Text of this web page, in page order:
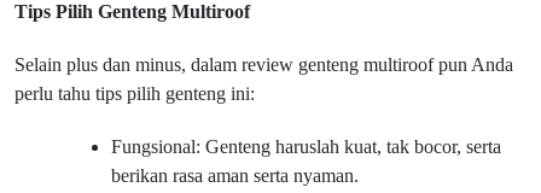
Tips Pilih Genteng Multiroof
Selain plus dan minus, dalam review genteng multiroof pun Anda
perlu tahu tips pilih genteng ini:
Fungsional: Genteng haruslah kuat, tak bocor, serta
berikan rasa aman serta nyaman.